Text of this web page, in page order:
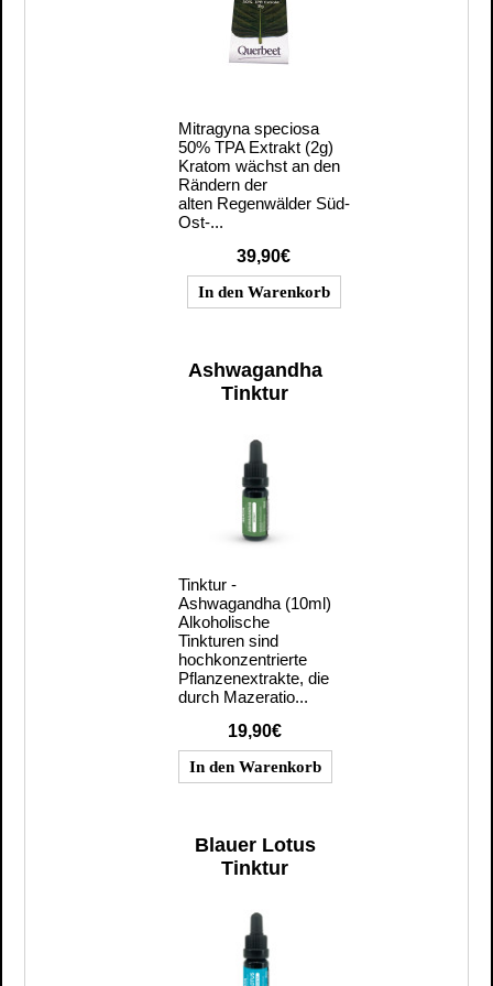
Mitragyna speciosa
50% TPA Extrakt (2g)
Kratom wächst an den
Rändern der
alten Regenwälder Süd-
Ost-...
39,90€
Ashwagandha
Tinktur
Tinktur -
Ashwagandha (10ml)
Alkoholische
Tinkturen sind
hochkonzentrierte
Pflanzenextrakte, die
durch Mazeratio...
19,90€
Blauer Lotus
Tinktur